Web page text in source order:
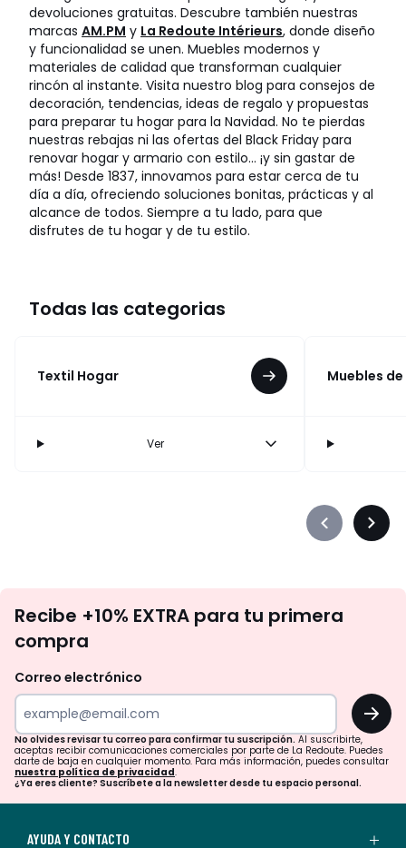
devoluciones gratuitas. Descubre también nuestras
marcas AM.PM y La Redoute Intérieurs, donde diseño
y funcionalidad se unen. Muebles modernos y
materiales de calidad que transforman cualquier
rincón al instante. Visita nuestro blog para consejos de
decoración, tendencias, ideas de regalo y propuestas
para preparar tu hogar para la Navidad. No te pierdas
nuestras rebajas ni las ofertas del Black Friday para
renovar hogar y armario con estilo… ¡y sin gastar de
más! Desde 1837, innovamos para estar cerca de tu
día a día, ofreciendo soluciones bonitas, prácticas y al
alcance de todos. Siempre a tu lado, para que
disfrutes de tu hogar y de tu estilo.
Todas las categorias
Textil Hogar
Ver
Muebles
Précédent
te
tu
para
confirmar
tu
suscripción.
Recibe +10% EXTRA para tu primera
compra
Correo electrónico
OK
No olvides revisar tu correo para confirmar tu suscripción. Al suscribirte,
aceptas recibir comunicaciones comerciales por parte de La Redoute. Puedes
darte de baja en cualquier momento. Para más información, puedes consultar
nuestra política de privacidad.
¿Ya eres cliente? Suscríbete a la newsletter desde tu espacio personal.
AYUDA Y CONTACTO